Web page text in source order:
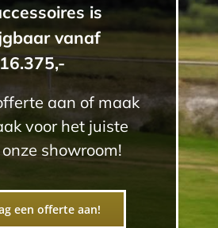
is
vanaf
aan of maak
voor het juiste
showroom!
een offerte aan!